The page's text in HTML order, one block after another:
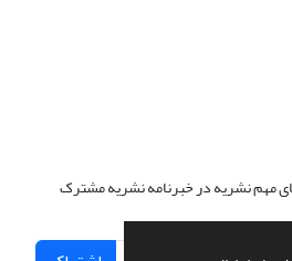
مهم نشریه در خبرنامه نشریه مشترک